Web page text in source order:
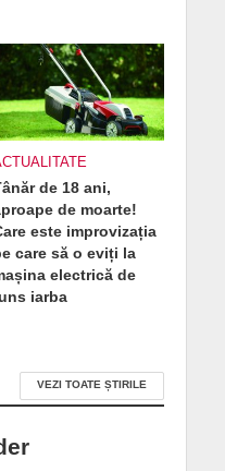
de 18 ani,
de moarte!
este improvizația
care să o eviți la
electrică de
iarba
VEZI TOATE ȘTIRILE